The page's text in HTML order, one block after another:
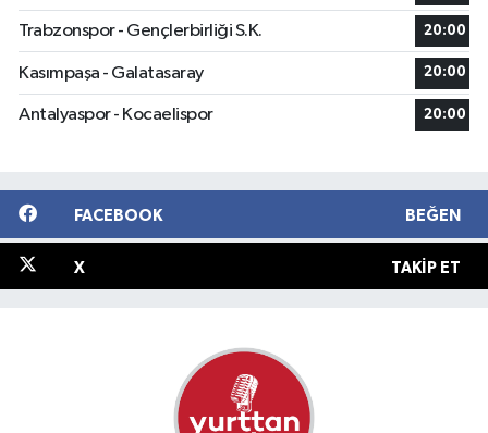
Trabzonspor - Gençlerbirliği S.K. 20:00
Kasımpaşa - Galatasaray 20:00
Antalyaspor - Kocaelispor 20:00
FACEBOOK BEĞEN
X TAKIP ET